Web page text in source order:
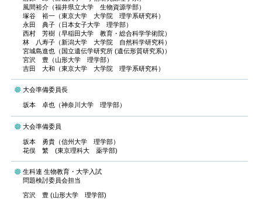
風間裕介（福井県立大学 生物資源学部）
塚谷 裕一（東京大学 大学院 理学系研究科）
永田 典子（日本女子大学 理学部）
西村 芳樹（早稲田大学 教育・総合科学学術院）
林 八寿子（新潟大学 大学院 自然科学研究科）
宮城島進也（国立遺伝学研究所 (遺伝形質研究系)）
宮沢 豊（山形大学 理学部）
吉田 大和（東京大学 大学院 理学系研究科）
大会準備委員長
坂本 卓也（神奈川大学 理学部）
大会準備委員
坂本 勇貴（信州大学 理学部）
花俣 繁 (東京理科大 薬学部)
生科連 生物教育・大学入試
問題検討委員会担当
宮沢 豊 (山形大学 理学部)